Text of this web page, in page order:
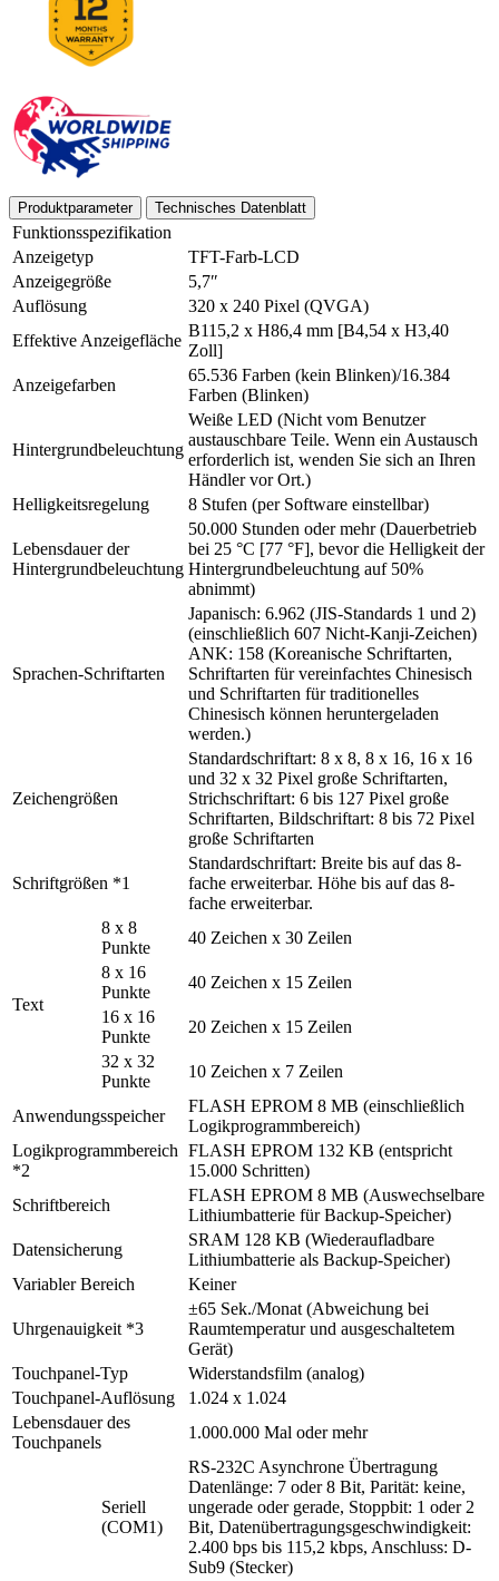
Produktparameter Technisches Datenblatt
Funktionsspezifikation
Anzeigetyp
TFT-Farb-LCD
Anzeigegröße
5,7″
Auflösung
320 x 240 Pixel (QVGA)
Effektive Anzeigefläche
B115,2 x H86,4 mm [B4,54 x H3,40
Zoll]
Anzeigefarben
65.536 Farben (kein Blinken)/16.384
Farben (Blinken)
Hintergrundbeleuchtung
Weiße LED (Nicht vom Benutzer
austauschbare Teile. Wenn ein Austausch
erforderlich ist, wenden Sie sich an Ihren
Händler vor Ort.)
Helligkeitsregelung
8 Stufen (per Software einstellbar)
Lebensdauer der
Hintergrundbeleuchtung
50.000 Stunden oder mehr (Dauerbetrieb
bei 25 °C [77 °F], bevor die Helligkeit der
Hintergrundbeleuchtung auf 50%
abnimmt)
Sprachen-Schriftarten
Japanisch: 6.962 (JIS-Standards 1 und 2)
(einschließlich 607 Nicht-Kanji-Zeichen)
ANK: 158 (Koreanische Schriftarten,
Schriftarten für vereinfachtes Chinesisch
und Schriftarten für traditionelles
Chinesisch können heruntergeladen
werden.)
Zeichengrößen
Standardschriftart: 8 x 8, 8 x 16, 16 x 16
und 32 x 32 Pixel große Schriftarten,
Strichschriftart: 6 bis 127 Pixel große
Schriftarten, Bildschriftart: 8 bis 72 Pixel
große Schriftarten
Schriftgrößen *1
Standardschriftart: Breite bis auf das 8-
fache erweiterbar. Höhe bis auf das 8-
fache erweiterbar.
Text
8 x 8
Punkte
40 Zeichen x 30 Zeilen
8 x 16
Punkte
40 Zeichen x 15 Zeilen
16 x 16
Punkte
20 Zeichen x 15 Zeilen
32 x 32
Punkte
10 Zeichen x 7 Zeilen
Anwendungsspeicher
FLASH EPROM 8 MB (einschließlich
Logikprogrammbereich)
Logikprogrammbereich
*2
FLASH EPROM 132 KB (entspricht
15.000 Schritten)
Schriftbereich
FLASH EPROM 8 MB (Auswechselbare
Lithiumbatterie für Backup-Speicher)
Datensicherung
SRAM 128 KB (Wiederaufladbare
Lithiumbatterie als Backup-Speicher)
Variabler Bereich
Keiner
Uhrgenauigkeit *3
±65 Sek./Monat (Abweichung bei
Raumtemperatur und ausgeschaltetem
Gerät)
Touchpanel-Typ
Widerstandsfilm (analog)
Touchpanel-Auflösung
1.024 x 1.024
Lebensdauer des
Touchpanels
1.000.000 Mal oder mehr
Seriell
(COM1)
RS-232C Asynchrone Übertragung
Datenlänge: 7 oder 8 Bit, Parität: keine,
ungerade oder gerade, Stoppbit: 1 oder 2
Bit, Datenübertragungsgeschwindigkeit:
2.400 bps bis 115,2 kbps, Anschluss: D-
Sub9 (Stecker)